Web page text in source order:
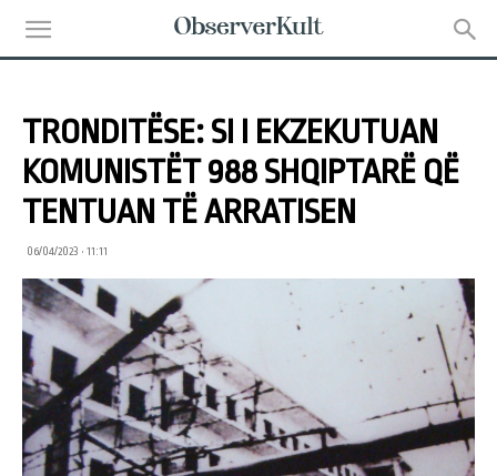
TRONDITËSE: SI I EKZEKUTUAN
KOMUNISTËT 988 SHQIPTARË QË
TENTUAN TË ARRATISEN
06/04/2023 • 11:11